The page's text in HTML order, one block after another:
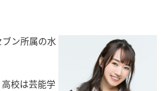
ン所属の水
校は芸能学